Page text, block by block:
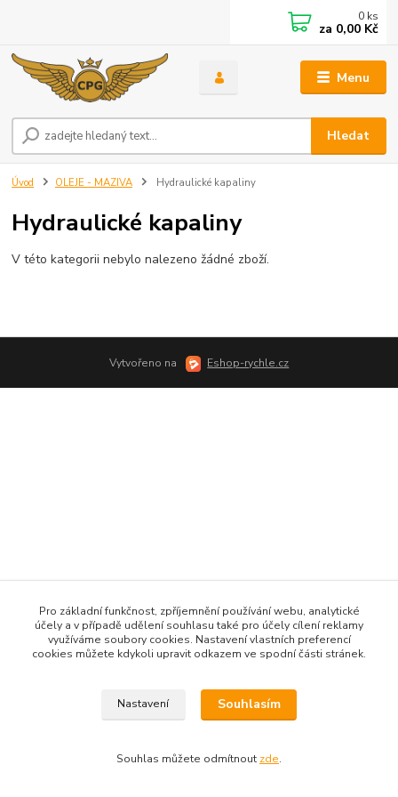
Menu
Hledat
0 ks
za 0,00 Kč
Úvod OLEJE - MAZIVA Hydraulické kapaliny
Hydraulické kapaliny
V této kategorii nebylo nalezeno žádné zboží.
Vytvořeno na Eshop-rychle.cz
Pro základní funkčnost, zpříjemnění používání webu, analytické
účely a v případě udělení souhlasu také pro účely cílení reklamy
využíváme soubory cookies. Nastavení vlastních preferencí
cookies můžete kdykoli upravit odkazem ve spodní části stránek.
Nastavení Souhlasím
Souhlas můžete odmítnout zde.